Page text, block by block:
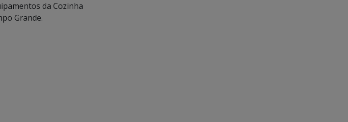
da Cozinha
Grande.